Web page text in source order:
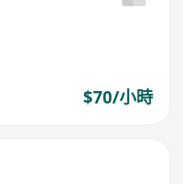
$70/小時